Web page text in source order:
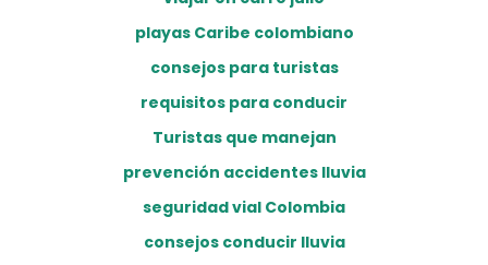
playas Caribe colombiano
consejos para turistas
requisitos para conducir
Turistas que manejan
prevención accidentes lluvia
seguridad vial Colombia
consejos conducir lluvia